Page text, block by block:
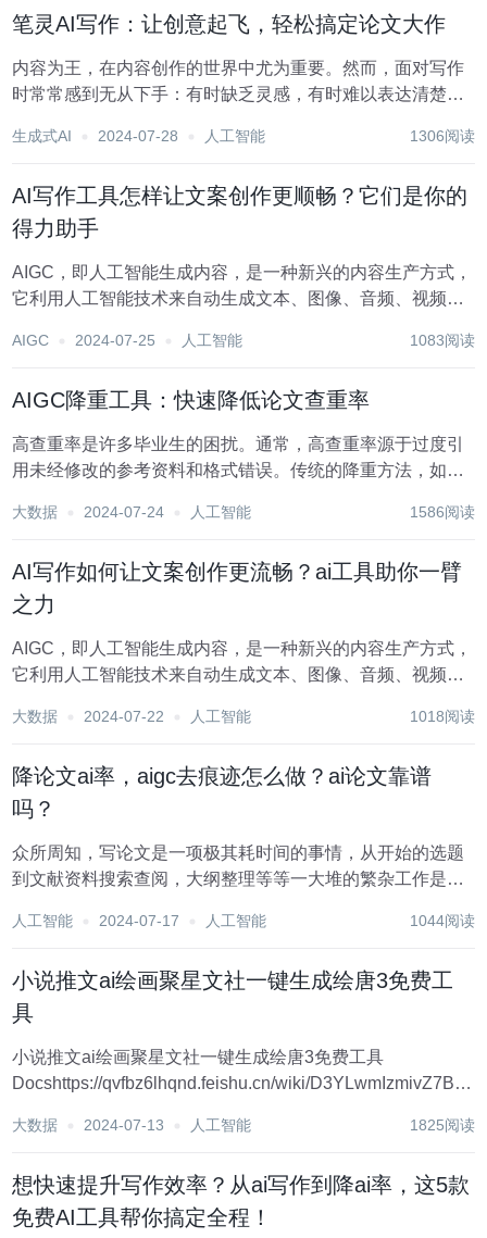
笔灵AI写作：让创意起飞，轻松搞定论文大作
内容为王，在内容创作的世界中尤为重要。然而，面对写作
时常常感到无从下手：有时缺乏灵感，有时难以表达清楚自
决方案，极大地改变了内容创作的过程。 今天，我将向大家
生成式AI 2024-07-28 人工智能 1306阅读
AI写作工具怎样让文案创作更顺畅？它们是你的
得力助手
AIGC，即人工智能生成内容，是一种新兴的内容生产方式，
它利用人工智能技术来自动生成文本、图像、音频、视频等
的、让人望尘莫及的算力算法，而是真实地贴近了我们的生
AIGC 2024-07-25 人工智能 1083阅读
AIGC降重工具：快速降低论文查重率
高查重率是许多毕业生的困扰。通常，高查重率源于过度引
用未经修改的参考资料和格式错误。传统的降重方法，如修
此，应用AI工具进行AIGC降重成为了一个高效的解决方案。
大数据 2024-07-24 人工智能 1586阅读
AI写作如何让文案创作更流畅？ai工具助你一臂
之力
AIGC，即人工智能生成内容，是一种新兴的内容生产方式，
它利用人工智能技术来自动生成文本、图像、音频、视频等
的、让人望尘莫及的算力算法，而是真实地贴近了我们的生
大数据 2024-07-22 人工智能 1018阅读
降论文ai率，aigc去痕迹怎么做？ai论文靠谱
吗？
众所周知，写论文是一项极其耗时间的事情，从开始的选题
到文献资料搜索查阅，大纲整理等等一大堆的繁杂工作是极
了大量时间。优秀的AI工具生成的论文非常完备，能提供摘
人工智能 2024-07-17 人工智能 1044阅读
小说推文ai绘画聚星文社一键生成绘唐3免费工
具
小说推文ai绘画聚星文社一键生成绘唐3免费工具
Docshttps://qvfbz6lhqnd.feishu.cn/wiki/
支持对SD各类模型的自...
大数据 2024-07-13 人工智能 1825阅读
想快速提升写作效率？从ai写作到降ai率，这5款
免费AI工具帮你搞定全程！